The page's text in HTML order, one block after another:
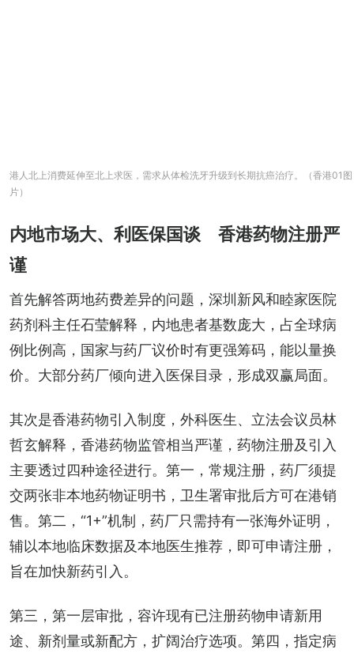
港人北上消费延伸至北上求医，需求从体检洗牙升级到长期抗癌治疗。（香港01图
片）
内地市场大、利医保国谈 香港药物注册严
谨
首先解答两地药费差异的问题，深圳新风和睦家医院
药剂科主任石莹解释，内地患者基数庞大，占全球病
例比例高，国家与药厂议价时有更强筹码，能以量换
价。大部分药厂倾向进入医保目录，形成双赢局面。
其次是香港药物引入制度，外科医生、立法会议员林
哲玄解释，香港药物监管相当严谨，药物注册及引入
主要透过四种途径进行。第一，常规注册，药厂须提
交两张非本地药物证明书，卫生署审批后方可在港销
售。第二，“1+”机制，药厂只需持有一张海外证明，
辅以本地临床数据及本地医生推荐，即可申请注册，
旨在加快新药引入。
第三，第一层审批，容许现有已注册药物申请新用
途、新剂量或新配方，扩阔治疗选项。第四，指定病